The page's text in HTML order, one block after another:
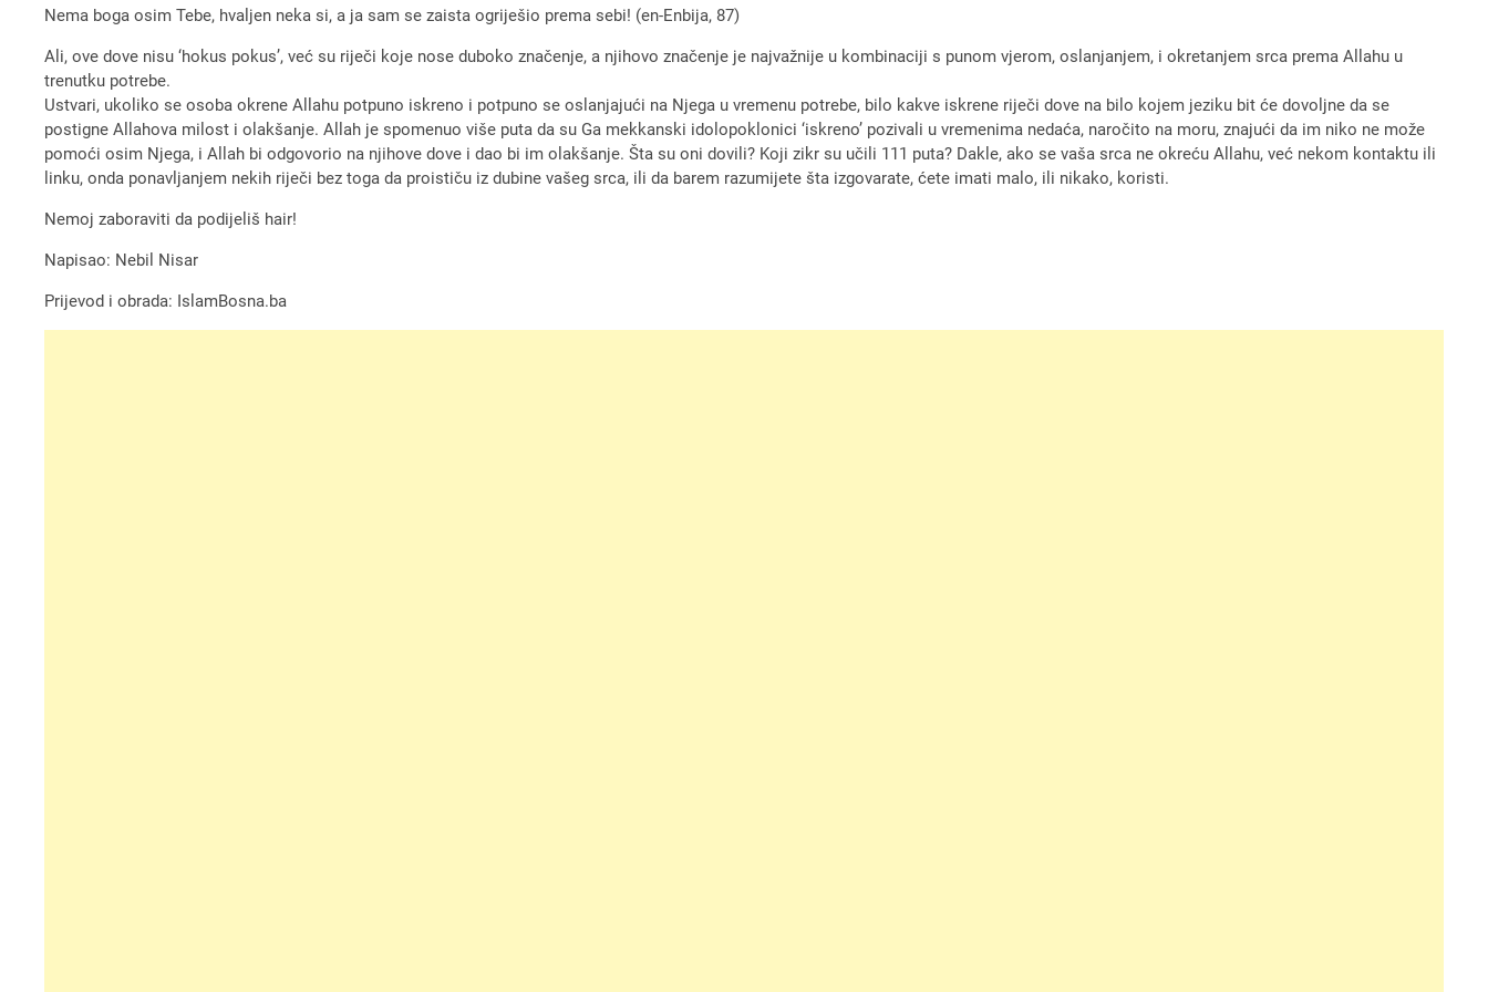
Nema boga osim Tebe, hvaljen neka si, a ja sam se zaista ogriješio prema sebi! (en-Enbija, 87)
Ali, ove dove nisu ‘hokus pokus’, već su riječi koje nose duboko značenje, a njihovo značenje je najvažnije u kombinaciji s punom vjerom, oslanjanjem, i okretanjem srca prema Allahu u
trenutku potrebe.
Ustvari, ukoliko se osoba okrene Allahu potpuno iskreno i potpuno se oslanjajući na Njega u vremenu potrebe, bilo kakve iskrene riječi dove na bilo kojem jeziku bit će dovoljne da se
postigne Allahova milost i olakšanje. Allah je spomenuo više puta da su Ga mekkanski idolopoklonici ‘iskreno’ pozivali u vremenima nedaća, naročito na moru, znajući da im niko ne može
pomoći osim Njega, i Allah bi odgovorio na njihove dove i dao bi im olakšanje. Šta su oni dovili? Koji zikr su učili 111 puta? Dakle, ako se vaša srca ne okreću Allahu, već nekom kontaktu ili
linku, onda ponavljanjem nekih riječi bez toga da proističu iz dubine vašeg srca, ili da barem razumijete šta izgovarate, ćete imati malo, ili nikako, koristi.
Nemoj zaboraviti da podijeliš hair!
Napisao: Nebil Nisar
Prijevod i obrada: IslamBosna.ba